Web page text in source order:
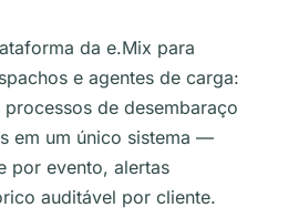
da e.Mix para
e agentes de carga:
de desembaraço
em um único sistema —
por evento, alertas
auditável por cliente.